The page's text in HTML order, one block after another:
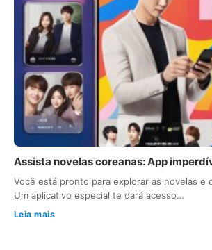
Assista novelas coreanas: App
Você está pronto para explorar as novelas e
Um aplicativo especial te dará acesso…
Leia mais